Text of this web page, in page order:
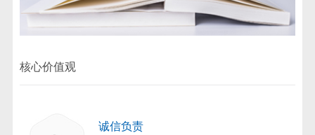
核心价值观
诚信负责